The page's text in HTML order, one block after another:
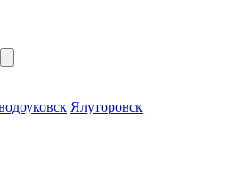
Ялуторовск